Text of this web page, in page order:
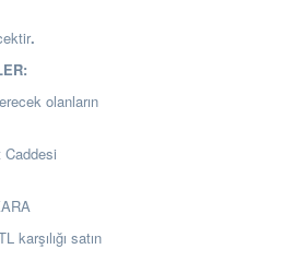
.
olanların
karşılığı satın